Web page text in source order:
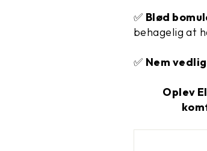
✅ Blød
behagelig at
✅ Nem
Oplev